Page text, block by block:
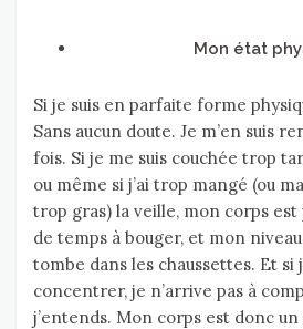
Mon état
Si je suis en parfaite forme
Sans aucun doute. Je m’en suis
fois. Si je me suis couchée trop
ou même si j’ai trop mangé (ou
trop gras) la veille, mon corps
de temps à bouger, et mon
tombe dans les chaussettes. Et si
concentrer, je n’arrive pas à
j’entends. Mon corps est donc